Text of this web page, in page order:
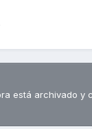
está archivado y